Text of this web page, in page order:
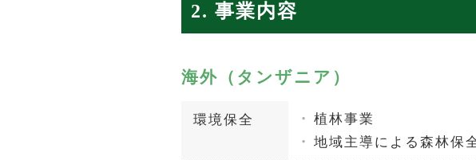
2. 事業内容
海外（タンザニア）
環境保全
植林事業
地域主導による森林保